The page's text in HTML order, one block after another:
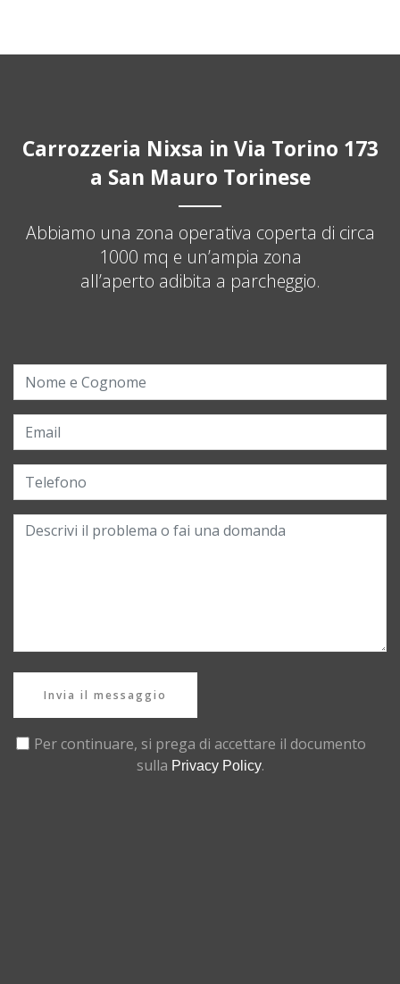
Carrozzeria Nixsa in Via Torino 173
a San Mauro Torinese
Abbiamo una zona operativa coperta di circa
1000 mq e un’ampia zona
all’aperto adibita a parcheggio.
Invia il messaggio
Per continuare, si prega di accettare il documento
sulla Privacy Policy.